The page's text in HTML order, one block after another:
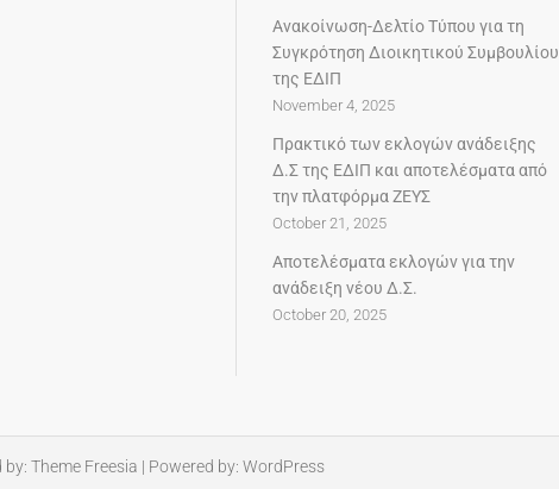
Ανακοίνωση-Δελτίο Τύπου για τη
Συγκρότηση Διοικητικού Συμβουλίου
της ΕΔΙΠ
November 4, 2025
Πρακτικό των εκλογών ανάδειξης
Δ.Σ της ΕΔΙΠ και αποτελέσματα από
την πλατφόρμα ΖΕΥΣ
October 21, 2025
Αποτελέσματα εκλογών για την
ανάδειξη νέου Δ.Σ.
October 20, 2025
by: Theme Freesia | Powered by: WordPress